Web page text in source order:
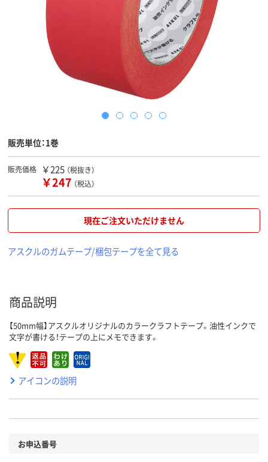
販売単位：1巻
販売価格 ￥225 （税抜き）
￥247 （税込）
現在ご注文いただけません
アスクルのガムテープ/梱包テープを全て見る
商品説明
【50mm幅】アスクルオリジナルのカラークラフトテープ。油性インクで
文字が書ける！テープの上にメモできます。
アイコンの説明
お申込番号